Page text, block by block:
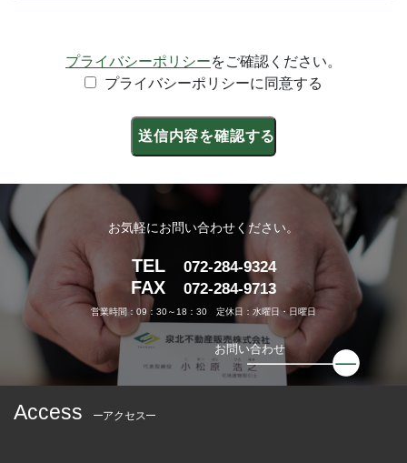
プライバシーポリシーをご確認ください。
プライバシーポリシーに同意する
お気軽にお問い合わせください。
TEL 072-284-9324
FAX 072-284-9713
営業時間：09：30～18：30 定休日：水曜日・日曜日
お問い合わせ
Access アクセス